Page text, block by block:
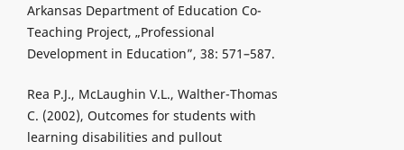
Arkansas Department of Education Co-
Teaching Project, „Professional
Development in Education”, 38: 571–587.
Rea P.J., McLaughin V.L., Walther-Thomas
C. (2002), Outcomes for students with
learning disabilities and pullout